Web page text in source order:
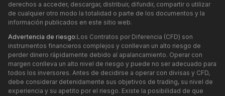
derechos a acceder, descargar, distribuir, difundir, compartir o utilizar
de cualquier otro modo la totalidad o parte de los documentos y la
información publicados en este sitio web.
Advertencia de riesgo:Los Contratos por Diferencia (CFD) son
instrumentos financieros complejos y conllevan un alto riesgo de
perder dinero rápidamente debido al apalancamiento. Operar con
margen conlleva un alto nivel de riesgo y puede no ser adecuado para
todos los inversores. Antes de decidirse a operar con divisas y CFD,
debe considerar detenidamente sus objetivos de trading, su nivel de
experiencia y su apetito por el riesgo. Existe la posibilidad de que